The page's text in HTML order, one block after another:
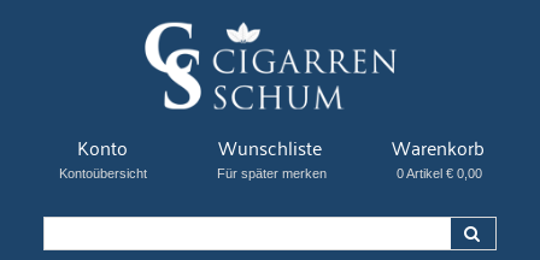
Konto
Kontoübersicht
Wunschliste
Für später merken
Warenkorb
0 Artikel € 0,00